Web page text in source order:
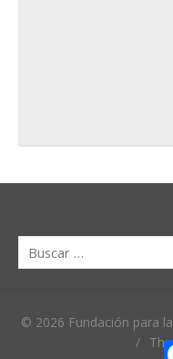
© 2026 Fundación para
/